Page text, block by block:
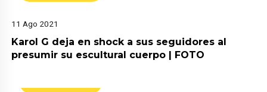
11 Ago 2021
Karol G deja en shock a sus seguidores al
presumir su escultural cuerpo | FOTO